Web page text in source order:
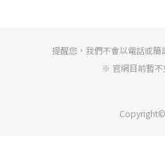
提醒您，我們不會以電話或簡
※ 官網目前暫不
Copyright©